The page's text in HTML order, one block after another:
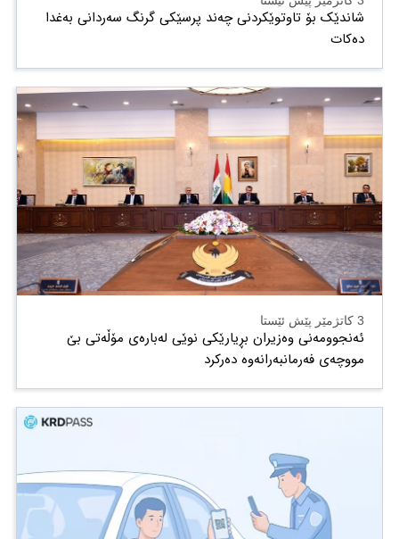
شاندێک بۆ تاوتوێکردنی چەند پرسێکی گرنگ سەردانی بەغدا
دەکات
3 کاتژمێر پێش ئێستا
ئەنجوومەنی وەزیران بڕیارێکی نوێی لەبارەی مۆڵەتی بێ
مووچەی فەرمانبەرانەوە دەرکرد